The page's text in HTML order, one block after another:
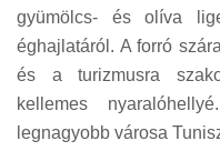
gyümölcs- és olíva
éghajlatáról. A forró
és a turizmusra
kellemes
legnagyobb városa